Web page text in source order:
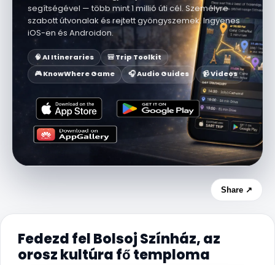
segítségével — több mint 1 millió úti cél. Személyre
szabott útvonalak és rejtett gyöngyszemek. Ingyenes
iOS-en és Androidon.
🧠 AI Itineraries
🎒 Trip Toolkit
🎮 KnowWhere Game
🎧 Audio Guides 📹 Videos
Share ↗
Fedezd fel Bolsoj Színház, az
orosz kultúra fő temploma